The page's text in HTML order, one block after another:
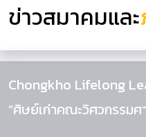
ข่าวสมาคมและ
Chongkho Lifelong
“ศิษย์เก่าคณะวิศวกรรม